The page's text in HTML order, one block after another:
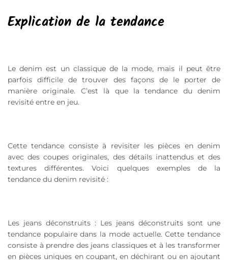
Explication de la tendance
Le denim est un classique de la mode, mais il peut être
parfois difficile de trouver des façons de le porter de
manière originale. C’est là que la tendance du denim
revisité entre en jeu.
Cette tendance consiste à revisiter les pièces en denim
avec des coupes originales, des détails inattendus et des
textures différentes. Voici quelques exemples de la
tendance du denim revisité :
Les jeans déconstruits : Les jeans déconstruits sont une
tendance populaire dans la mode actuelle. Cette tendance
consiste à prendre des jeans classiques et à les transformer
en pièces uniques en coupant, en déchirant ou en ajoutant